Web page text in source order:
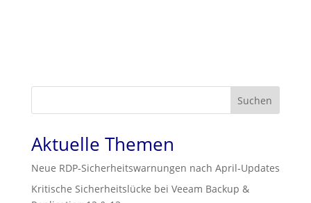
Suchen
Aktuelle Themen
Neue RDP‑Sicherheitswarnungen nach April‑Updates
Kritische Sicherheitslücke bei Veeam Backup &